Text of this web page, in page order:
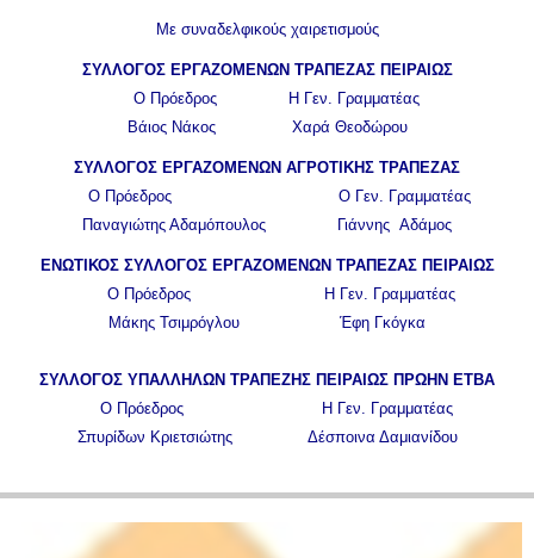
Με συναδελφικούς χαιρετισμούς
ΣΥΛΛΟΓΟΣ ΕΡΓΑΖΟΜΕΝΩΝ ΤΡΑΠΕΖΑΣ ΠΕΙΡΑΙΩΣ
Ο Πρόεδρος Η Γεν. Γραμματέας
Βάιος Νάκος Χαρά Θεοδώρου
ΣΥΛΛΟΓΟΣ ΕΡΓΑΖΟΜΕΝΩΝ ΑΓΡΟΤΙΚΗΣ ΤΡΑΠΕΖΑΣ
Ο Πρόεδρος Ο Γεν. Γραμματέας
Παναγιώτης Αδαμόπουλος Γιάννης Αδάμος
ΕΝΩΤΙΚΟΣ ΣΥΛΛΟΓΟΣ ΕΡΓΑΖΟΜΕΝΩΝ ΤΡΑΠΕΖΑΣ ΠΕΙΡΑΙΩΣ
Ο Πρόεδρος Η Γεν. Γραμματέας
Μάκης Τσιμρόγλου Έφη Γκόγκα
ΣΥΛΛΟΓΟΣ ΥΠΑΛΛΗΛΩΝ ΤΡΑΠΕΖΗΣ ΠΕΙΡΑΙΩΣ ΠΡΩΗΝ ΕΤΒΑ
Ο Πρόεδρος Η Γεν. Γραμματέας
Σπυρίδων Κριετσιώτης Δέσποινα Δαμιανίδου